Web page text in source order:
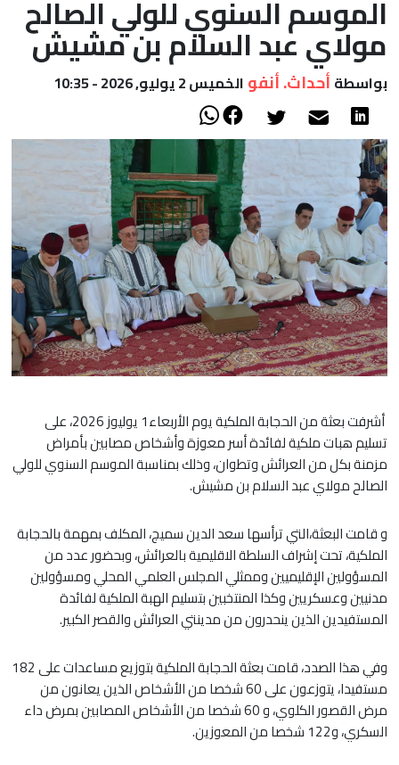
الموسم السنوي للولي الصالح
مولاي عبد السلام بن مشيش
بواسطة أحداث. أنفو الخميس 2 يوليو, 2026 - 10:35
أشرفت بعثة من الحجابة الملكية يوم الأربعاء1 يوليوز 2026، على
تسليم هبات ملكية لفائدة أسر معوزة وأشخاص مصابين بأمراض
مزمنة بكل من العرائش وتطوان، وذلك بمناسبة الموسم السنوي للولي
الصالح مولاي عبد السلام بن مشيش.
و قامت البعثة،التي ترأسها سعد الدين سميج، المكلف بمهمة بالحجابة
الملكية، تحت إشراف السلطة الاقليمية بالعرائش، وبحضور عدد من
المسؤولين الإقليميين وممثلي المجلس العلمي المحلي ومسؤولين
مدنيين وعسكريين وكذا المنتخبين بتسليم الهبة الملكية لفائدة
المستفيدين الذين ينحدرون من مدينتي العرائش والقصر الكبير.
وفي هذا الصدد، قامت بعثة الحجابة الملكية بتوزيع مساعدات على 182
مستفيدا، يتوزعون على 60 شخصا من الأشخاص الذين يعانون من
مرض القصور الكلوي، و 60 شخصا من الأشخاص المصابين بمرض داء
السكري، و122 شخصا من المعوزين.